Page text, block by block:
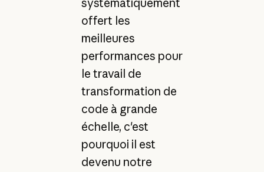
systématiquement
offert les
meilleures
performances pour
le travail de
transformation de
code à grande
échelle, c'est
pourquoi il est
devenu notre